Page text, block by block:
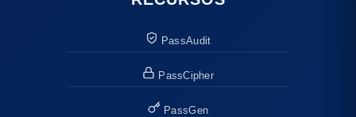
PassAudit
PassCipher
PassGen